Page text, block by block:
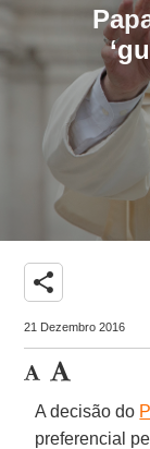
share
21 Dezembro 2016
A decisão do
preferencial